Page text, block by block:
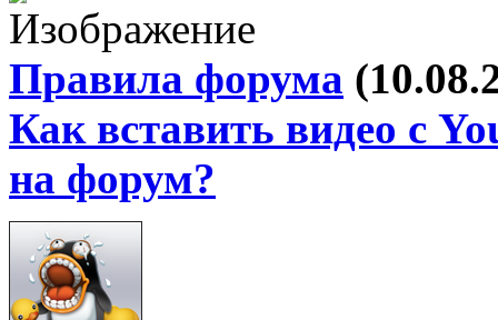
Правила форума
Как вставить видео с
на форум?